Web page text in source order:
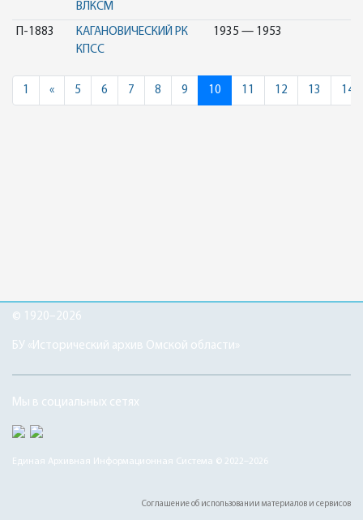
ВЛКСМ
П-1883
КАГАНОВИЧЕСКИЙ РК
КПСС
1935 — 1953
1 «Previous
5 6 7 8 9 10 11 12 13 14
© 1920–2026
БУ «Исторический архив Омской области»
Мы в социальных сетях
Единая Архивная Информационная Система © 2022–2026
Соглашение об использовании материалов и сервисов